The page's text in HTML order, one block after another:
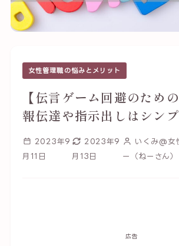
女性管理職の悩みとメリット
【伝言ゲーム回避のため
報伝達や指示出しはシン
2023年9
月11日
2023年9
月13日
いくみ@女
ー（ねーさん）
広告